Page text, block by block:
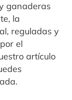
ganaderas
la
reguladas y
el
artículo